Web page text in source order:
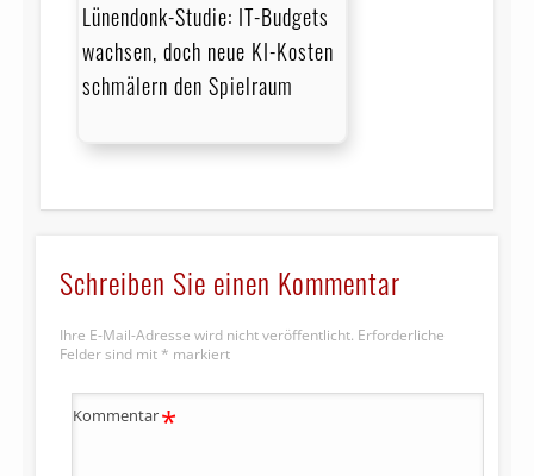
Lünendonk-Studie: IT-Budgets
wachsen, doch neue KI-Kosten
schmälern den Spielraum
Schreiben Sie einen Kommentar
Ihre E-Mail-Adresse wird nicht veröffentlicht. Erforderliche
Felder sind mit * markiert
Kommentar*